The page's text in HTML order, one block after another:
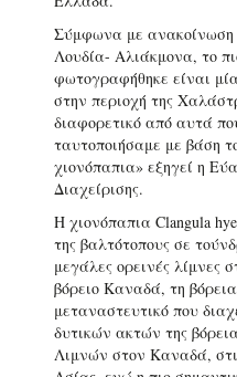
Σύμφωνα με ανακοίνωση
Λουδία- Αλιάκμονα, το
φωτογραφήθηκε είναι
στην περιοχή της
διαφορετικό από αυτά
ταυτοποιήσαμε με βάση
χιονόπαπια» εξηγεί η
Διαχείρισης.
Η χιονόπαπια Clangula
της βαλτότοπους σε
μεγάλες ορεινές λίμνες
βόρειο Καναδά, τη
μεταναστευτικό που
δυτικών ακτών της
Λιμνών στον Καναδά,